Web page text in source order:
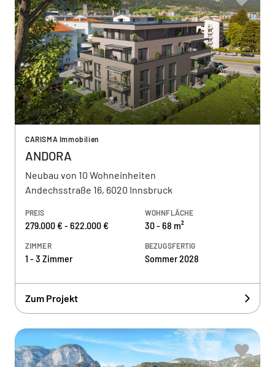
CARISMA Immobilien
ANDORA
Neubau von 10 Wohneinheiten
Andechsstraße 16, 6020 Innsbruck
PREIS
279.000 € - 622.000 €
WOHNFLÄCHE
30 - 68 m²
ZIMMER
1 - 3 Zimmer
BEZUGSFERTIG
Sommer 2028
Zum Projekt